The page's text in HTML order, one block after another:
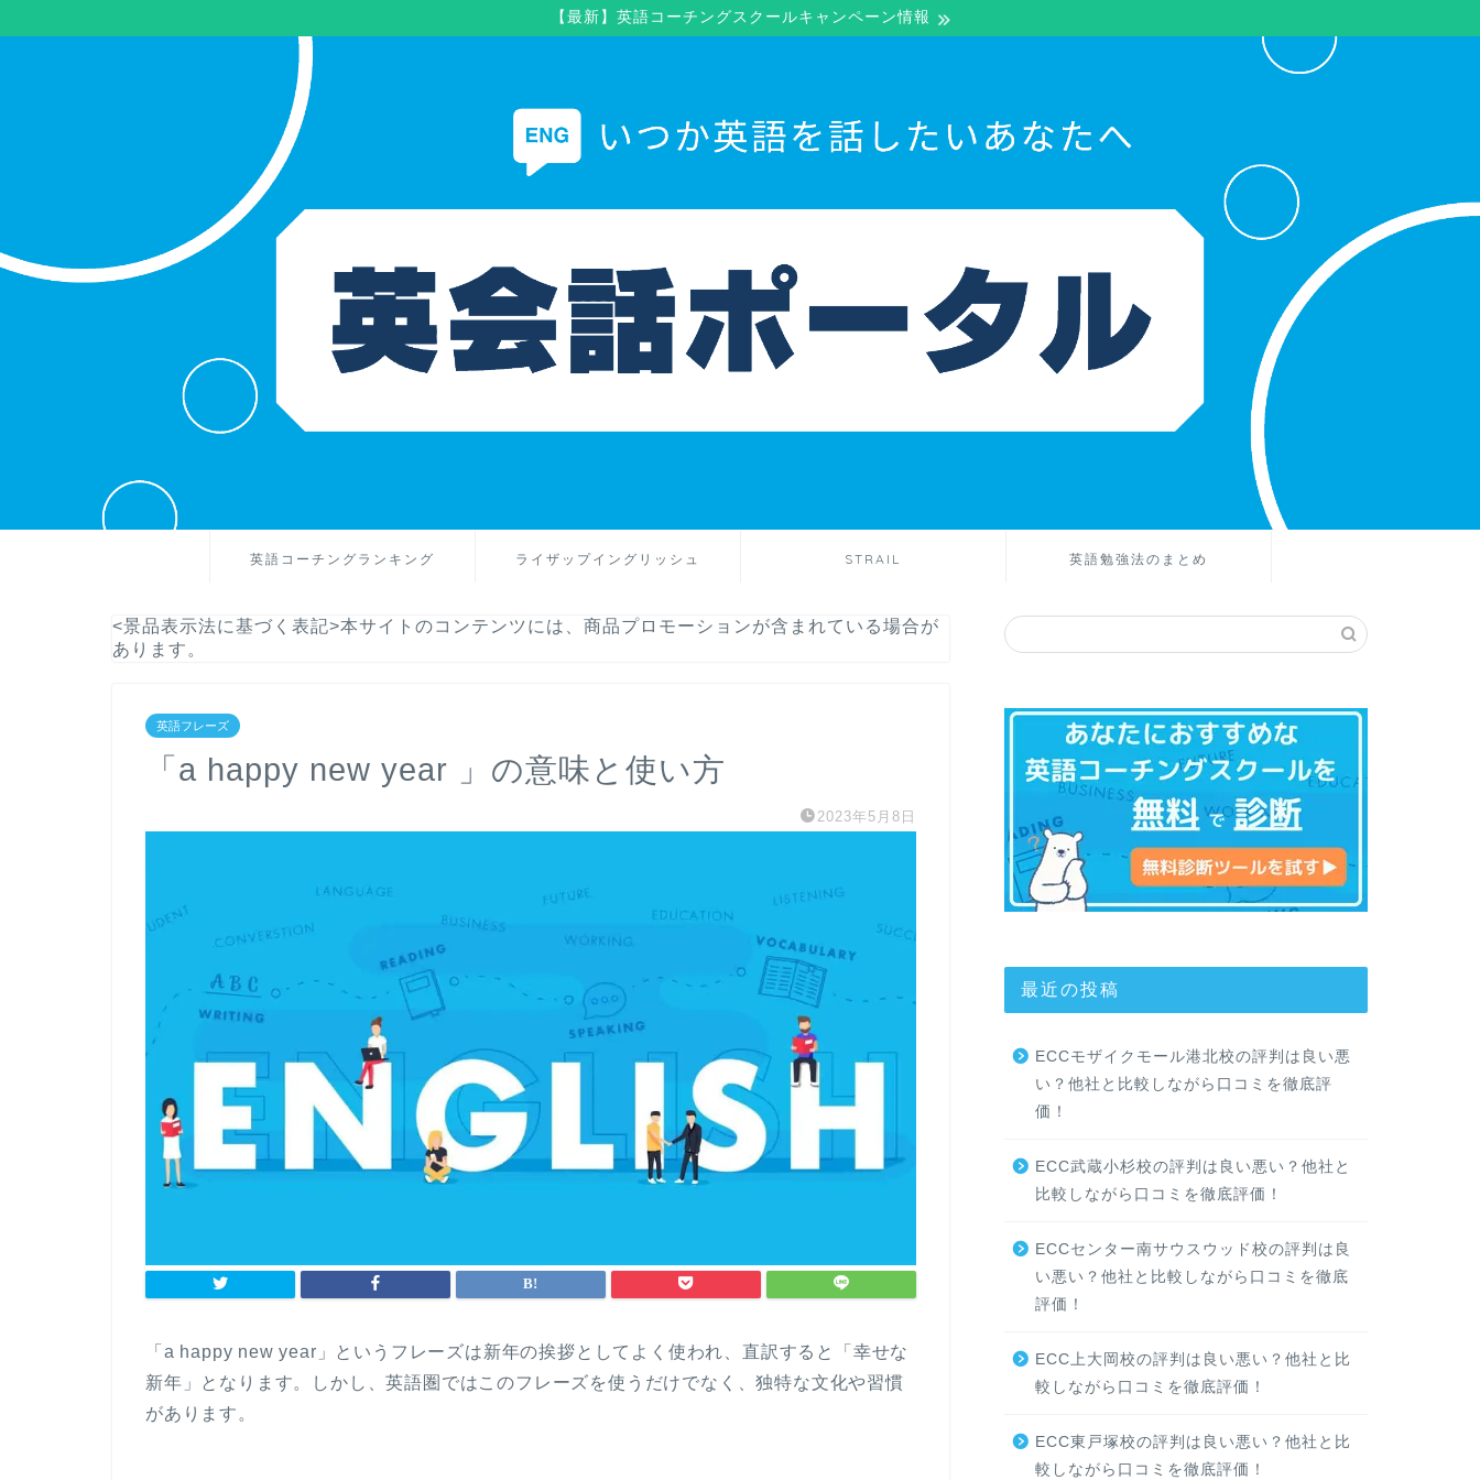
【最新】英語コーチングスクールキャンペーン情報
英語コーチングランキング ライザップイングリッシュ STRAIL 英語勉強法のまとめ
<景品表示法に基づく表記>本サイトのコンテンツには、商品プロモーションが含まれている場合が
あります。
英語フレーズ
「a happy new year 」の意味と使い方
2023年5月8日
「a happy new year」というフレーズは新年の挨拶としてよく使われ、直訳すると「幸せな
新年」となります。しかし、英語圏ではこのフレーズを使うだけでなく、独特な文化や習慣
があります。
最近の投稿
ECCモザイクモール港北校の評判は良い悪
い？他社と比較しながら口コミを徹底評
価！
ECC武蔵小杉校の評判は良い悪い？他社と
比較しながら口コミを徹底評価！
ECCセンター南サウスウッド校の評判は良
い悪い？他社と比較しながら口コミを徹底
評価！
ECC上大岡校の評判は良い悪い？他社と比
較しながら口コミを徹底評価！
ECC東戸塚校の評判は良い悪い？他社と比
較しながら口コミを徹底評価！